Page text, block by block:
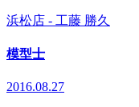
浜松店 - 工藤 勝久
模型士
2016.08.27